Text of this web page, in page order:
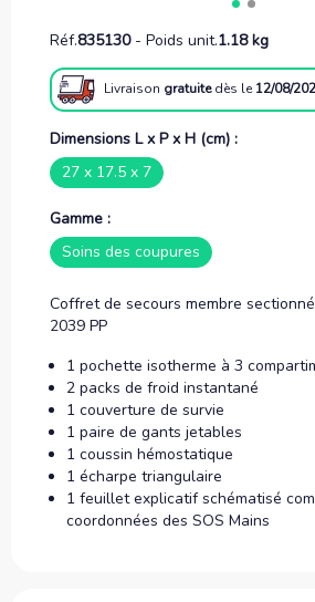
Réf.835130- Poids unit.1.18 kg
Livraison gratuite dès le 12/08/
Dimensions L x P x H (cm) :
27 x 17.5 x 7
Gamme :
Soins des coupures
Coffret de secours membre
2039 PP
1 pochette isotherme à 3
2 packs de froid instantané
1 couverture de survie
1 paire de gants jetables
1 coussin hémostatique
1 écharpe triangulaire
1 feuillet explicatif schématisé
coordonnées des SOS Mains